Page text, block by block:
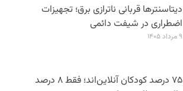
دیتاسنترها قربانی ناترازی برق؛ تجهیزات
اضطراری در شیفت دائمی
۹ مرداد ۱۴۰۵
۷۵ درصد کودکان آنلاین‌اند؛ فقط ۸ درصد